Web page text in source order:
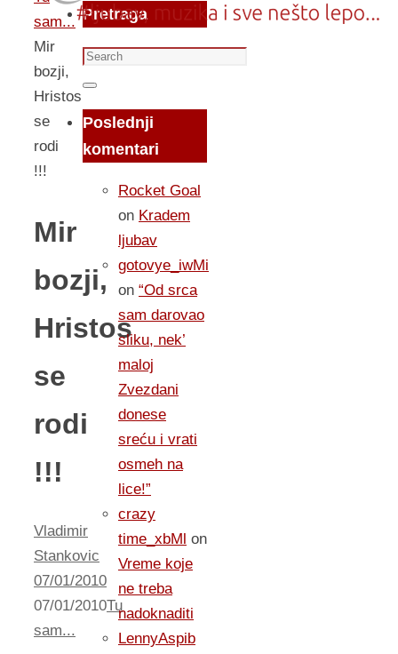
sam...
Mir
bozji,
Hristos
se
rodi
!!!
Mir
bozji,
Hristos
se
rodi
!!!
Vladimir
Stankovic
07/01/2010
07/01/2010Tu
sam...
Pretraga
Search
for:
Search
Poslednji
komentari
Rocket Goal
on Kradem
ljubav
gotovye_iwMi
on “Od srca
sam darovao
sliku, nek’
maloj
Zvezdani
donese
sreću i vrati
osmeh na
lice!”
crazy
time_xbMl on
Vreme koje
ne treba
nadoknaditi
LennyAspib